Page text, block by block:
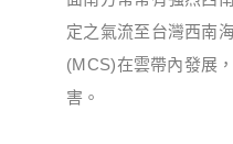
定之氣流至台灣西南
(MCS)在雲帶內發展
害。